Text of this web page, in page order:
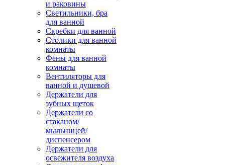
и раковины
Светильники, бра
для ванной
Скребки для ванной
Столики для ванной
комнаты
Фены для ванной
комнаты
Вентиляторы для
ванной и душевой
Держатели для
зубных щеток
Держатели со
стаканом/
мыльницей/
диспенсером
Держатели для
освежителя воздуха